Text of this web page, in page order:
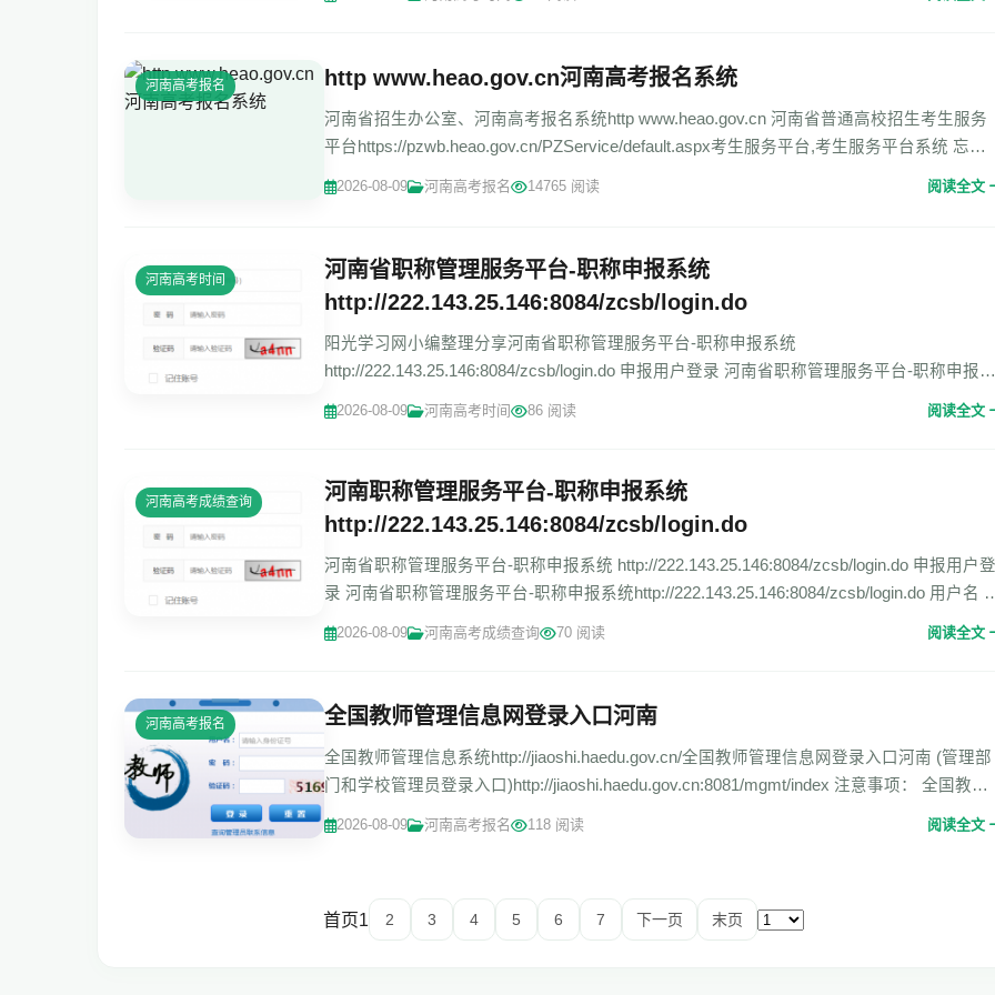
河南高考报名 http www.heao.gov.cn河南高考报名系统
河南省招生办公室、河南高考报名系统http www.heao.gov.cn 河南省普通高校招生考生服务
平台https://pzwb.heao.gov.cn/PZService/default.aspx考生服务平台,考生服务平台系统 忘记
2026-08-09 河南高考报名 14765 阅读 阅读全文
河南高考时间
河南省职称管理服务平台-职称申报系统
http://222.143.25.146:8084/zcsb/login.do
阳光学习网小编整理分享河南省职称管理服务平台-职称申报系统
http://222.143.25.146:8084/zcsb/login.do 申报用户登录 河南省职称管理服务平台-职称申报系
2026-08-09 河南高考时间 86 阅读 阅读全文
河南高考成绩查询
河南职称管理服务平台-职称申报系统
http://222.143.25.146:8084/zcsb/login.do
河南省职称管理服务平台-职称申报系统 http://222.143.25.146:8084/zcsb/login.do 申报用户登
录 河南省职称管理服务平台-职称申报系统http://222.143.25.146:8084/zcsb/login.do 用户名
2026-08-09 河南高考成绩查询 70 阅读 阅读全文
河南高考报名 全国教师管理信息网登录入口河南
全国教师管理信息系统http://jiaoshi.haedu.gov.cn/全国教师管理信息网登录入口河南 (管理部
门和学校管理员登录入口)http://jiaoshi.haedu.gov.cn:8081/mgmt/index 注意事项： 全国教师
2026-08-09 河南高考报名 118 阅读 阅读全文
首页1 2 3 4 5 6 7 下一页 末页